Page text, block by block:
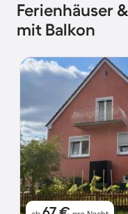
Ferienhäuser
mit Balkon